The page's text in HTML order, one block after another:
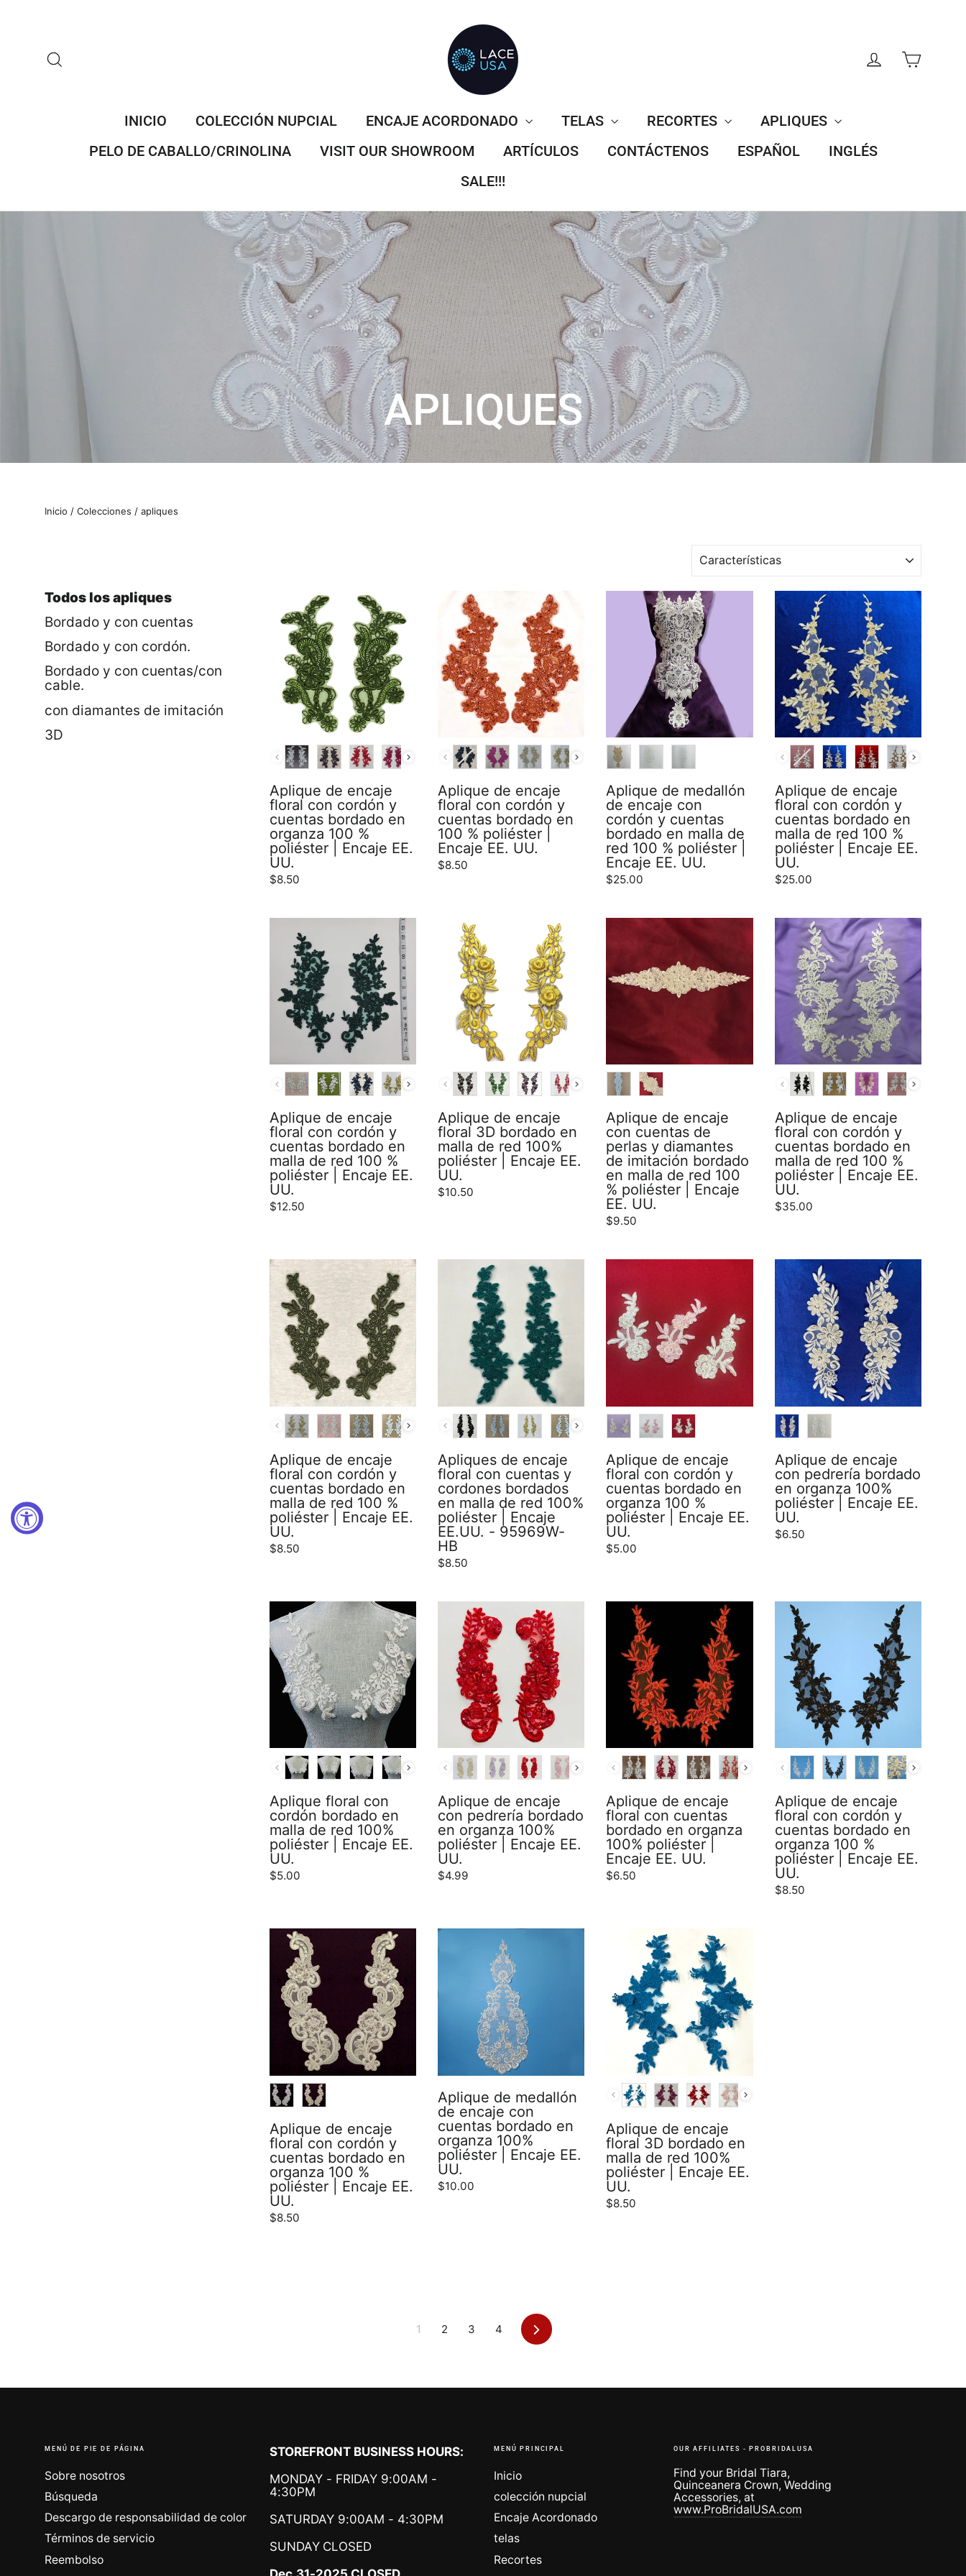
INGRESAR
INICIO COLECCIÓN NUPCIAL ENCAJE ACORDONADO TELAS RECORTES
APLIQUES
PELO DE CABALLO/CRINOLINA
VISIT OUR SHOWROOM ARTÍCULOS CONTÁCTENOS ESPAÑOL
INGLÉS
SALE!!!
APLIQUES
Inicio / Colecciones / apliques
Todos los apliques
Bordado y con cuentas
Bordado y con cordón.
Bordado y con cuentas/con
cable.
con diamantes de imitación
3D
COLOR
Aplique de encaje
floral con cordón y
cuentas bordado en
organza 100 %
poliéster | Encaje EE.
UU.
$8.50
COLOR
Aplique de encaje
floral con cordón y
cuentas bordado en
100 % poliéster |
Encaje EE. UU.
$8.50
COLOR
Aplique de medallón
de encaje con
cordón y cuentas
bordado en malla de
red 100 % poliéster |
Encaje EE. UU.
$25.00
COLOR
Aplique de encaje
floral con cordón y
cuentas bordado en
malla de red 100 %
poliéster | Encaje EE.
UU.
$25.00
COLOR
Aplique de encaje
floral con cordón y
cuentas bordado en
malla de red 100 %
poliéster | Encaje EE.
UU.
$12.50
COLOR
Aplique de encaje
floral 3D bordado en
malla de red 100%
poliéster | Encaje EE.
UU.
$10.50
COLOR
Aplique de encaje
con cuentas de
perlas y diamantes
de imitación bordado
en malla de red 100
% poliéster | Encaje
EE. UU.
$9.50
COLOR
Aplique de encaje
floral con cordón y
cuentas bordado en
malla de red 100 %
poliéster | Encaje EE.
UU.
$35.00
COLOR
Aplique de encaje
floral con cordón y
cuentas bordado en
malla de red 100 %
poliéster | Encaje EE.
UU.
$8.50
COLOR
Apliques de encaje
floral con cuentas y
cordones bordados
en malla de red 100%
poliéster | Encaje
EE.UU. - 95969W-
HB
$8.50
COLOR
Aplique de encaje
floral con cordón y
cuentas bordado en
organza 100 %
poliéster | Encaje EE.
UU.
$5.00
COLOR
Aplique de encaje
con pedrería bordado
en organza 100%
poliéster | Encaje EE.
UU.
$6.50
COLOR
Aplique floral con
cordón bordado en
malla de red 100%
poliéster | Encaje EE.
UU.
$5.00
COLOR
Aplique de encaje
con pedrería bordado
en organza 100%
poliéster | Encaje EE.
UU.
$4.99
COLOR
Aplique de encaje
floral con cuentas
bordado en organza
100% poliéster |
Encaje EE. UU.
$6.50
COLOR
Aplique de encaje
floral con cordón y
cuentas bordado en
organza 100 %
poliéster | Encaje EE.
UU.
$8.50
COLOR
Aplique de encaje
floral con cordón y
cuentas bordado en
organza 100 %
poliéster | Encaje EE.
UU.
$8.50
Aplique de medallón
de encaje con
cuentas bordado en
organza 100%
poliéster | Encaje EE.
UU.
$10.00
COLOR
Aplique de encaje
floral 3D bordado en
malla de red 100%
poliéster | Encaje EE.
UU.
$8.50
1 2 3 4 Siguiente
MENÚ DE PIE DE PÁGINA
Sobre nosotros
Búsqueda
Descargo de responsabilidad de color
Términos de servicio
Reembolso
STOREFRONT BUSINESS HOURS:
MONDAY - FRIDAY 9:00AM -
4:30PM
SATURDAY 9:00AM - 4:30PM
SUNDAY CLOSED
MENÚ PRINCIPAL
Inicio
colección nupcial
Encaje Acordonado
telas
Recortes
OUR AFFILIATES - PROBRIDALUSA
Find your Bridal Tiara,
Quinceanera Crown, Wedding
Accessories, at
www.ProBridalUSA.com